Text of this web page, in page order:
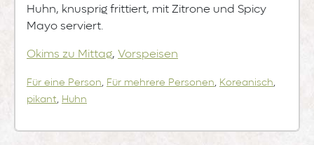
Huhn, knusprig frittiert, mit Zitrone und Spicy
Mayo serviert.
Okims zu Mittag, Vorspeisen
Für eine Person, Für mehrere Personen, Koreanisch,
pikant, Huhn